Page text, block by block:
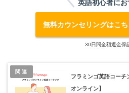
英語初心者に
無料カウンセリングはこ
30日間全額返金保
関連
フラミンゴ英語コーチ
オンライン】